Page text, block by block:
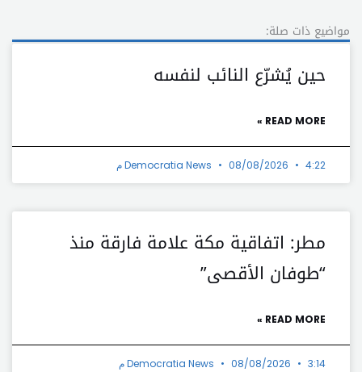
مواضيع ذات صلة:
حين يُشرّع النائب لنفسه
READ MORE »
Democratia News 08/08/2026 4:22 م
مطر: اتفاقية مكة علامة فارقة منذ
“طوفان الأقصى”
READ MORE »
Democratia News 08/08/2026 3:14 م